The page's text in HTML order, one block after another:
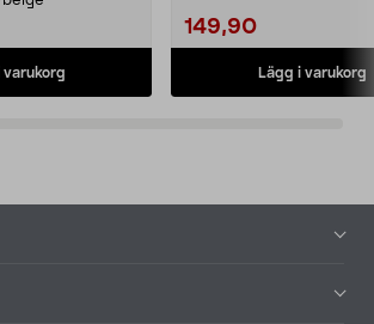
varukorg
149,90
Lägg i varukorg